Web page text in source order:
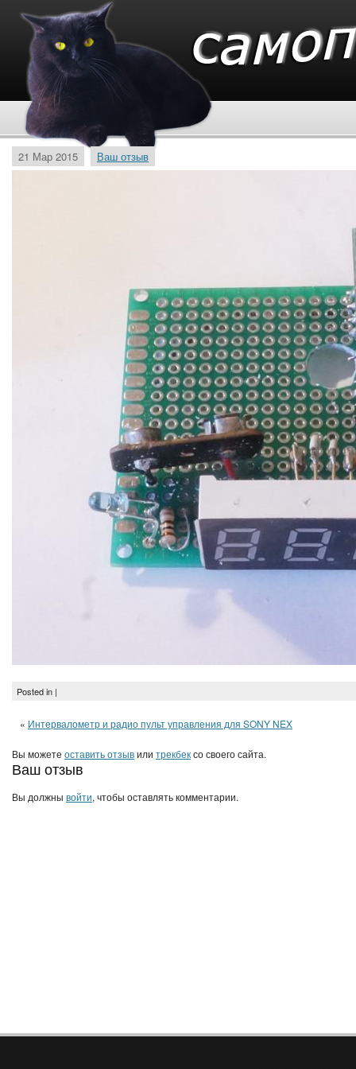
21 Мар 2015 Ваш отзыв
Posted in |
« Интервалометр и радио пульт управления для SONY NEX
Вы можете оставить отзывили трекбексо своего сайта.
Ваш отзыв
Вы должны войти, чтобы оставлять комментарии.